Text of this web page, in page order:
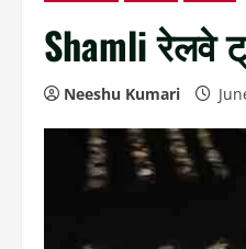
Shamli रेलवे
Neeshu Kumari